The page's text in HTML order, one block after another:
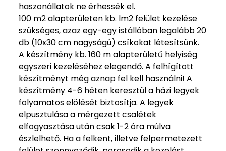
haszonállatok ne érhessék el.
100 m2 alapterületen kb. lm2 felület kezelése
szükséges, azaz egy-egy istállóban legalább 20
db (10x30 cm nagyságú) csíkokat létesítsünk.
A készítmény kb. 160 m alapterületű helyiség
egyszeri kezeléséhez elegendő. A felhígított
készítményt még aznap fel kell használni! A
készítmény 4-6 héten keresztül a házi legyek
folyamatos elölését biztosítja. A legyek
elpusztulása a mérgezett csalétek
elfogyasztása után csak 1-2 óra múlva
észlelhető. Ha a felkent, illetve felpermetezett